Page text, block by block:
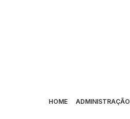
HOME ADMINISTRAÇÃO